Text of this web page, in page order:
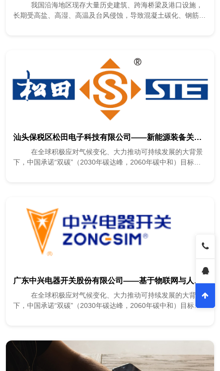
我国沿海地区现存大量历史建筑、跨海桥梁及港口设施，
长期受高盐、高湿、高温及台风侵蚀，导致混凝土碳化、钢筋锈
汕头保税区松田电子科技有限公司——新能源装备关键元器件技术研发与产业化
在全球积极应对气候变化、大力推动可持续发展的大背景
下，中国承诺“双碳”（2030年碳达峰，2060年碳中和）目标，
广东中兴电器开关股份有限公司——基于物联网与人工智能技术的智控真空断路器
在全球积极应对气候变化、大力推动可持续发展的大背景
下，中国承诺“双碳”（2030年碳达峰，2060年碳中和）目标，